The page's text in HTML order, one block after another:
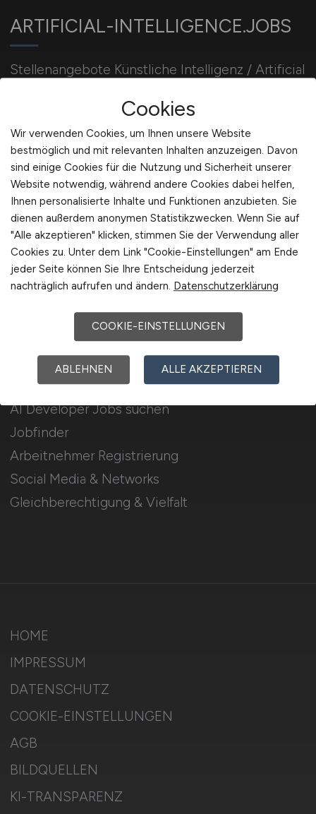
ARTIFICIAL-INTELLIGENCE.JOBS
Stellenangebote Künstliche Intelligenz / Artificial
Jobbörse. KI Jobsuche.
Für Arbeitnehmer
AI Developer Jobs suchen
Jobfinder
Arbeitnehmer Registrierung
Social Media & Networks
Gleichberechtigung & Vielfalt
Für Arbeitgeber
Stellenanzeigen schalten
Mediadaten & Konditionen
Arbeitgeber Seite
Arbeitgeber Kontakt
HOME
IMPRESSUM
DATENSCHUTZ
COOKIE-EINSTELLUNGEN
AGB
BILDQUELLEN
KI-TRANSPARENZ
Cookies
Wir verwenden Cookies, um Ihnen unsere Website
bestmöglich und mit relevanten Inhalten anzuzeigen. Davon
sind einige Cookies für die Nutzung und Sicherheit unserer
Website notwendig, während andere Cookies dabei helfen,
Ihnen personalisierte Inhalte und Funktionen anzubieten. Sie
dienen außerdem anonymen Statistikzwecken. Wenn Sie auf
"Alle akzeptieren" klicken, stimmen Sie der Verwendung aller
Cookies zu. Unter dem Link "Cookie-Einstellungen" am Ende
jeder Seite können Sie Ihre Entscheidung jederzeit
nachträglich aufrufen und ändern. Datenschutzerklärung
COOKIE-EINSTELLUNGEN
ABLEHNEN ALLE AKZEPTIEREN